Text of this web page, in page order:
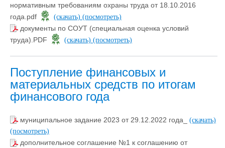
нормативным требованиям охраны труда от 18.10.2016
года.pdf
(скачать) (посмотреть)
документы по СОУТ (специальная оценка условий
труда).PDF
(скачать) (посмотреть)
Поступление финансовых и
материальных средств по итогам
финансового года
муниципальное задание 2023 от 29.12.2022 года_ (скачать)
(посмотреть)
дополнительное соглашение №1 к соглашению от